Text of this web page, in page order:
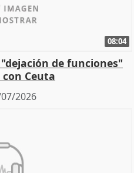
08:04
de funciones"
Ceuta
2026